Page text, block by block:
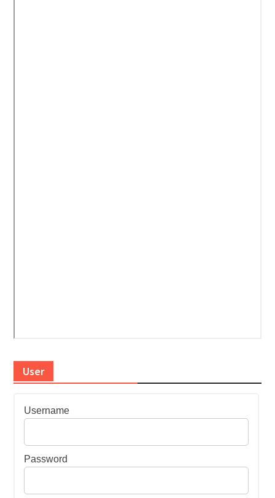
User
Username
Password